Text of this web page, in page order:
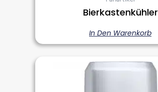
Bierkastenkühler
In Den Warenkorb